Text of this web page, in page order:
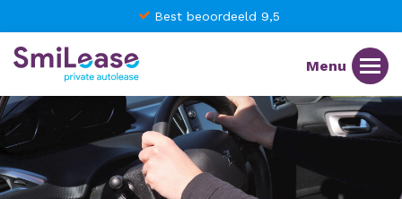
Best beoordeeld 9,5